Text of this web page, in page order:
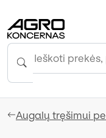
Augalų tręšimui